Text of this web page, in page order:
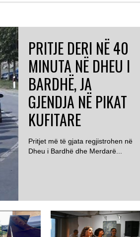
PRITJE DERI NË 40
MINUTA NË DHEU I
BARDHË, JA
GJENDJA NË PIKAT
KUFITARE
Pritjet më të gjata regjistrohen në
Dheu i Bardhë dhe Merdarë...